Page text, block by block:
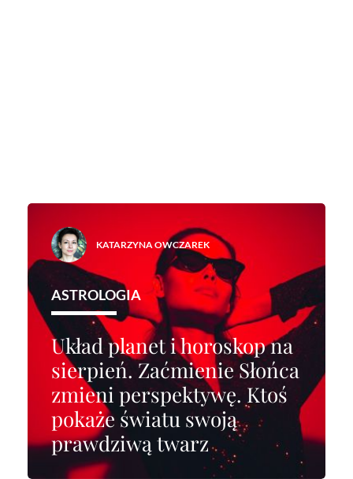
KATARZYNA OWCZAREK
ASTROLOGIA
Układ planet i horoskop na
sierpień. Zaćmienie Słońca
zmieni perspektywę. Ktoś
pokaże światu swoją
prawdziwą twarz